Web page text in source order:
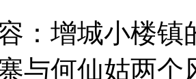
：增城小楼镇
与何仙姑两个